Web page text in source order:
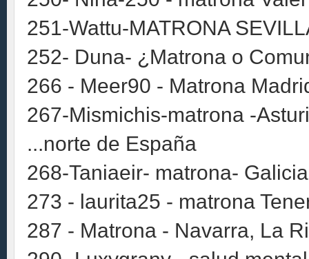
251-Wattu-MATRONA
252- Duna- ¿Matrona o
266 - Meer90 - Matrona
267-Mismichis-matrona -
...norte de España
268-Taniaeir- matrona- Galicia
273 - laurita25 - matrona
287 - Matrona - Navarra, La